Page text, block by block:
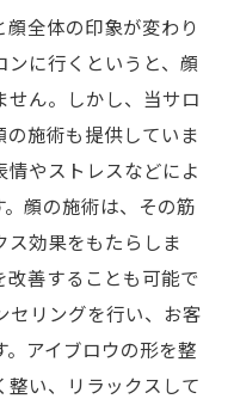
全体の印象が変わり
ンに行くというと、顔
ん。しかし、当サロ
施術も提供していま
情やストレスなどによ
顔の施術は、その筋
ス効果をもたらしま
改善することも可能で
セリングを行い、お客
アイブロウの形を整
整い、リラックスして